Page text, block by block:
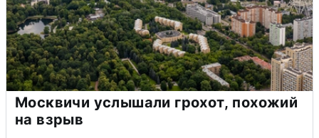
Москвичи услышали грохот, похожий
на взрыв